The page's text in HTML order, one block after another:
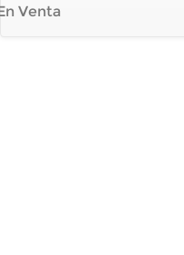
Venta